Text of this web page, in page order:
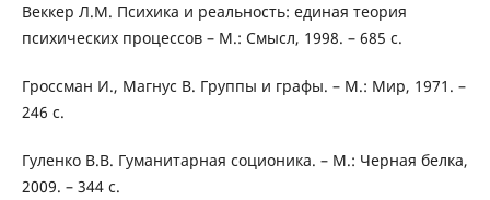
Веккер Л.М. Психика и реальность: единая теория
психических процессов – М.: Смысл, 1998. – 685 с.
Гроссман И., Магнус В. Группы и графы. – М.: Мир, 1971. –
246 с.
Гуленко В.В. Гуманитарная соционика. – М.: Черная белка,
2009. – 344 с.